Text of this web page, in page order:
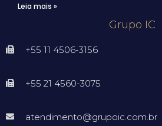
Grupo IC
+55 11 4506-3156
+55 21 4560-3075
atendimento@grupoic.com.br
Leia mais »